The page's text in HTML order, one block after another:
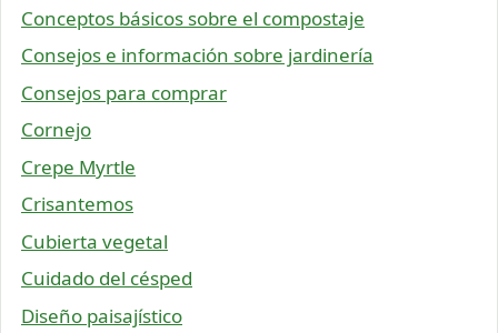
Conceptos básicos sobre el compostaje
Consejos e información sobre jardinería
Consejos para comprar
Cornejo
Crepe Myrtle
Crisantemos
Cubierta vegetal
Cuidado del césped
Diseño paisajístico